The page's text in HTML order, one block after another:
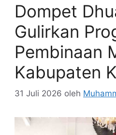
Dompet
Gulirkan
Pembinaan
Kabupaten
31 Juli 2026 oleh